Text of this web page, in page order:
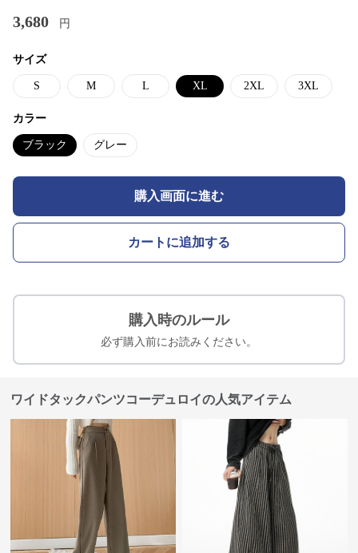
3,680 円
サイズ
S M L XL 2XL 3XL
カラー
ブラック グレー
購入画面に進む
カートに追加する
購入時のルール
必ず購入前にお読みください。
ワイドタックパンツコーデュロイの人気アイテム